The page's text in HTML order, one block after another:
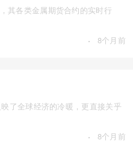
其各类金属期货合约的实时行
· 8个月前
了全球经济的冷暖，更直接关乎
· 8个月前